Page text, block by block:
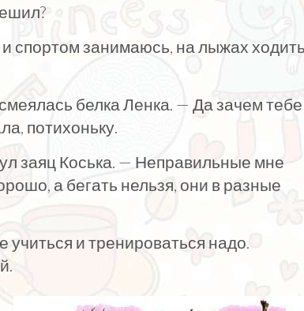
спортом занимаюсь, на лыжах
белка Ленка. — Да зачем тебе
потихоньку.
заяц Коська. — Неправильные мне
а бегать нельзя, они в разные
и тренироваться надо.